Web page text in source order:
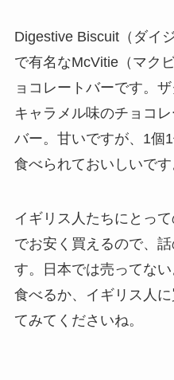
Digestive Biscuit（ダイ
で有名なMcVitie（マク
ョコレートバーです。
キャラメル味のチョコ
バー。甘いですが、1個
食べられておいしいです
イギリス人たちにとっ
でお安く買えるので、
す。日本では売ってな
食べるか、イギリス人
てみてくださいね。